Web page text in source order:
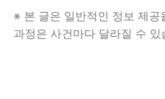
경기 남부 회생 사건 거
승격. 다만 법적 자격 요
※ 본 글은 일반적인 정보 제공
과정은 사건마다 달라질 수 있